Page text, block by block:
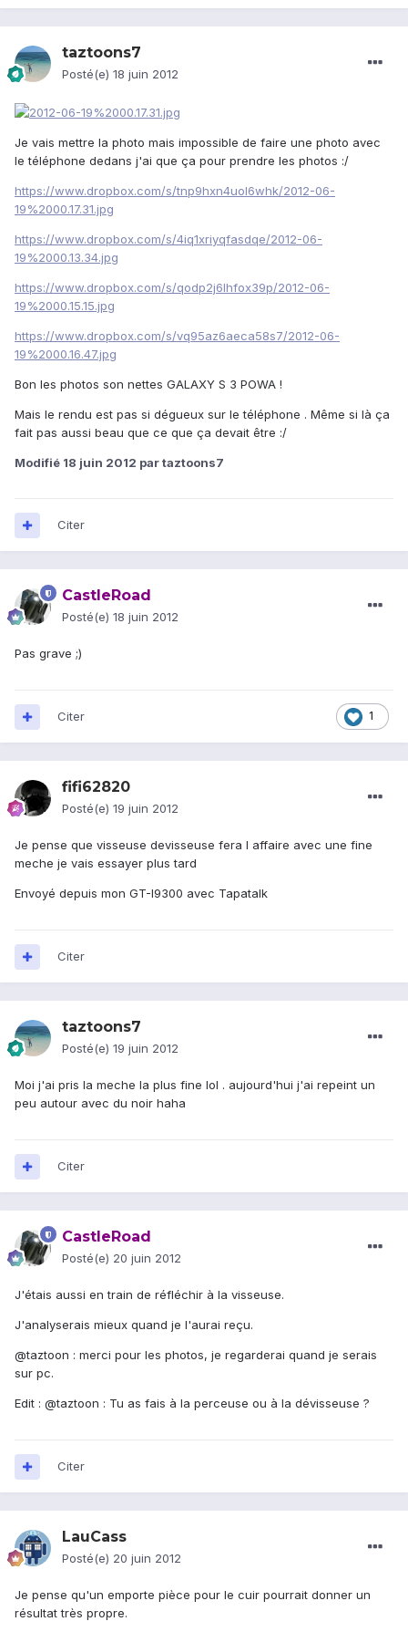
taztoons7
Posté(e) 18 juin 2012
Je vais mettre la photo mais impossible de faire une photo avec
le téléphone dedans j'ai que ça pour prendre les photos :/
https://www.dropbox.com/s/tnp9hxn4uol6whk/2012-06-
19%2000.17.31.jpg
https://www.dropbox.com/s/4iq1xriyqfasdqe/2012-06-
19%2000.13.34.jpg
https://www.dropbox.com/s/qodp2j6lhfox39p/2012-06-
19%2000.15.15.jpg
https://www.dropbox.com/s/vq95az6aeca58s7/2012-06-
19%2000.16.47.jpg
Bon les photos son nettes GALAXY S 3 POWA !
Mais le rendu est pas si dégueux sur le téléphone . Même si là ça
fait pas aussi beau que ce que ça devait être :/
Modifié 18 juin 2012 par taztoons7
Citer
CastleRoad
Posté(e) 18 juin 2012
Pas grave ;)
1
Citer
fifi62820
Posté(e) 19 juin 2012
Je pense que visseuse devisseuse fera l affaire avec une fine
meche je vais essayer plus tard
Envoyé depuis mon GT-I9300 avec Tapatalk
Citer
taztoons7
Posté(e) 19 juin 2012
Moi j'ai pris la meche la plus fine lol . aujourd'hui j'ai repeint un
peu autour avec du noir haha
Citer
CastleRoad
Posté(e) 20 juin 2012
J'étais aussi en train de réfléchir à la visseuse.
J'analyserais mieux quand je l'aurai reçu.
@taztoon : merci pour les photos, je regarderai quand je serais
sur pc.
Edit : @taztoon : Tu as fais à la perceuse ou à la dévisseuse ?
Citer
LauCass
Posté(e) 20 juin 2012
Je pense qu'un emporte pièce pour le cuir pourrait donner un
résultat très propre.